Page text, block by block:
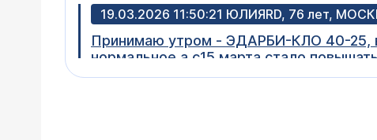
19.03.2026 11:50:21 ЮЛИЯRD, 76 лет,
Принимаю утром - ЭДАРБИ-КЛО 40-25, вечером ЛЕРКАМЕН 20 и КОНКОР 5, РОЗУВОСТАТИН 10, всю зиму давление было
нормальное а с15 марта стало повышаться утром 155-66 и вечером 161-74. Отеков нет пью 1.5л воды соблюдаю диету, не
знаю что делать, чувствую давление
Здравствуйте. Вы
давления с
требует очного